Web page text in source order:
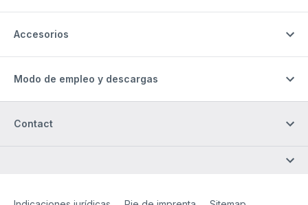
Accesorios
Modo de empleo y descargas
Contact
Site Web
[Website information]